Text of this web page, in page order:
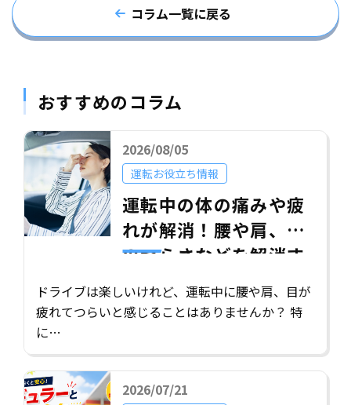
コラム一覧に戻る
おすすめのコラム
2026/08/05
運転お役立ち情報
運転中の体の痛みや疲
れが解消！腰や肩、目
のつらさなどを解消す
ドライブは楽しいけれど、運転中に腰や肩、目が
疲れてつらいと感じることはありませんか？ 特
に…
2026/07/21